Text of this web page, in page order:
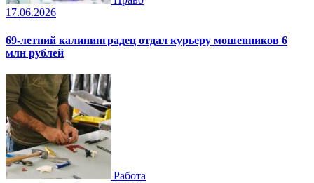
17.06.2026
69-летний калининградец отдал курьеру мошенников 6
млн рублей
Работа